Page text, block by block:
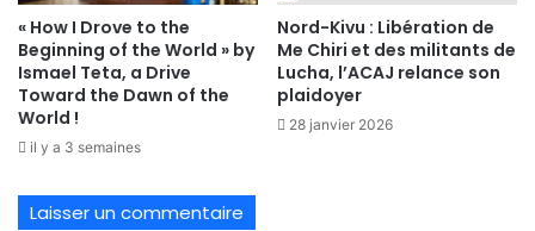
« How I Drove to the
Beginning of the World » by
Ismael Teta, a Drive
Toward the Dawn of the
World !
il y a 3 semaines
Nord-Kivu : Libération de
Me Chiri et des militants de
Lucha, l’ACAJ relance son
plaidoyer
28 janvier 2026
Laisser un commentaire